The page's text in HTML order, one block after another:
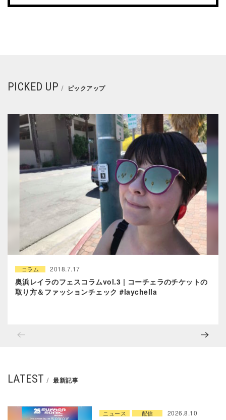
PICKED UP ピックアップ
コラム 2018.7.17
奥浜レイラのフェスコラムvol.3 | コーチェラのチケットの
取り方＆ファッションチェック #laychella
LATEST 最新記事
ニュース 配信 2026.8.10